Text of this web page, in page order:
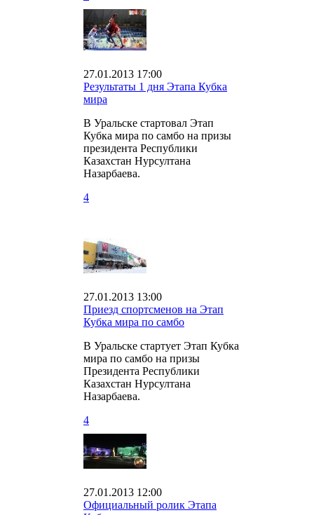
27.01.2013 17:00
Результаты 1 дня Этапа Кубка
мира
В Уральске стартовал Этап
Кубка мира по самбо на призы
президента Республики
Казахстан Нурсултана
Назарбаева.
4
27.01.2013 13:00
Приезд спортсменов на Этап
Кубка мира по самбо
В Уральске стартует Этап Кубка
мира по самбо на призы
Президента Республики
Казахстан Нурсултана
Назарбаева.
4
27.01.2013 12:00
Официальный ролик Этапа